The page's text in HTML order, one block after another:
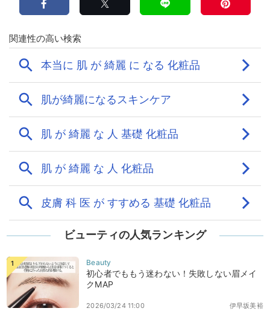
ビューティの人気ランキング
初心者でももう迷わない！失敗しない眉メイ
クMAP
伊早坂美裕
2026/03/24 11:00